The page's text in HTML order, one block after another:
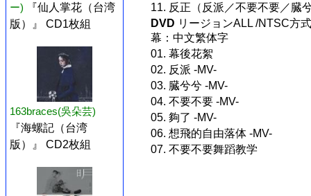
ー)
『仙人掌花（台湾
版）』 CD1枚組
163braces(吳朵芸)
『海螺記（台湾
版）』 CD2枚組
11. 反正（反派／不要不要／臓
DVD リージョンALL /NTSC方
幕：中文繁体字
01. 幕後花絮
02. 反派 -MV-
03. 臓兮兮 -MV-
04. 不要不要 -MV-
05. 夠了 -MV-
06. 想飛的自由落体 -MV-
07. 不要不要舞蹈教学